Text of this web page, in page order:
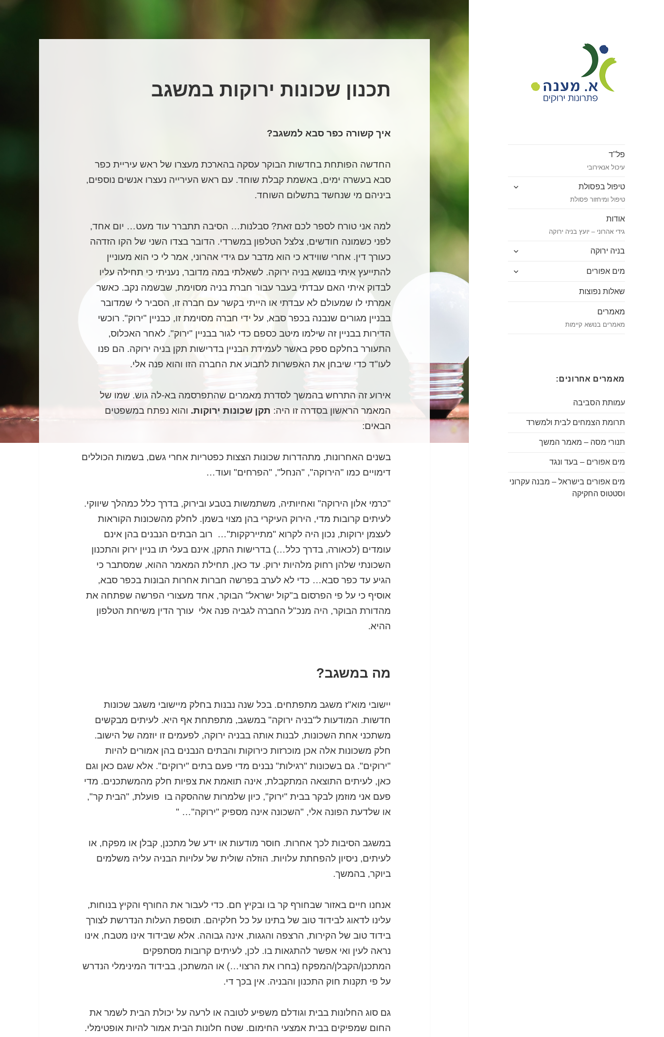
פל"ד
עיכול אנאירובי
טיפול בפסולת
טיפול ומיחזור פסולת
תפריט
אודות
גידי אהרוני – יועץ בניה ירוקה
בניה ירוקה
תפריט
מים אפורים
תפריט
שאלות נפוצות
מאמרים
מאמרים בנושא קיימות
מאמרים אחרונים:
עמותת הסביבה
תרומת הצמחים לבית ולמשרד
תנורי מסה – מאמר המשך
מים אפורים – בעד ונגד
מים אפורים בישראל – מבנה עקרוני
וסטטוס החקיקה
תכנון שכונות ירוקות במשגב
איך קשורה כפר סבא למשגב?
החדשה הפותחת בחדשות הבוקר עסקה בהארכת מעצרו של ראש עיריית כפר
סבא בעשרה ימים, באשמת קבלת שוחד. עם ראש העירייה נעצרו אנשים נוספים,
ביניהם מי שנחשד בתשלום השוחד.
למה אני טורח לספר לכם זאת? סבלנות… הסיבה תתברר עוד מעט… יום אחד,
לפני כשמונה חודשים, צלצל הטלפון במשרדי. הדובר בצדו השני של הקו הזדהה
כעורך דין. אחרי שווידא כי הוא מדבר עם גידי אהרוני, אמר לי כי הוא מעוניין
להתייעץ איתי בנושא בניה ירוקה. לשאלתי במה מדובר, נעניתי כי תחילה עליו
לבדוק איתי האם עבדתי בעבר עבור חברת בניה מסוימת, שבשמה נקב. כאשר
אמרתי לו שמעולם לא עבדתי או הייתי בקשר עם חברה זו, הסביר לי שמדובר
בבניין מגורים שנבנה בכפר סבא, על ידי חברה מסוימת זו, כבניין "ירוק". רוכשי
הדירות בבניין זה שילמו מיטב כספם כדי לגור בבניין "ירוק". לאחר האכלוס,
התעורר בחלקם ספק באשר לעמידת הבניין בדרישות תקן בניה ירוקה. הם פנו
לעו"ד כדי שיבחן את האפשרות לתבוע את החברה הזו והוא פנה אלי.
אירוע זה התרחש בהמשך לסדרת מאמרים שהתפרסמה בא-לה גוש. שמו של
המאמר הראשון בסדרה זו היה: תקן שכונות ירוקות. והוא נפתח במשפטים
הבאים:
בשנים האחרונות, מתהדרות שכונות הצצות כפטריות אחרי גשם, בשמות הכוללים
דימויים כמו "הירוקה", "הנחל", "הפרחים" ועוד…
"כרמי אלון הירוקה" ואחיותיה, משתמשות בטבע ובירוק, בדרך כלל כמהלך שיווקי.
לעיתים קרובות מדי, הירוק העיקרי בהן מצוי בשמן. לחלק מהשכונות הקוראות
לעצמן ירוקות, נכון היה לקרוא "מתיירקקות"… רוב הבתים הנבנים בהן אינם
עומדים (לכאורה, בדרך כלל…) בדרישות התקן, אינם בעלי תו בניין ירוק והתכנון
השכונתי שלהן רחוק מלהיות ירוק. עד כאן, תחילת המאמר ההוא, שמסתבר כי
הגיע עד כפר סבא… כדי לא לערב בפרשה חברות אחרות הבונות בכפר סבא,
אוסיף כי על פי הפרסום ב"קול ישראל" הבוקר, אחד מעצורי הפרשה שפתחה את
מהדורת הבוקר, היה מנכ"ל החברה לגביה פנה אלי עורך הדין משיחת הטלפון
ההיא.
מה במשגב?
יישובי מוא"ז משגב מתפתחים. בכל שנה נבנות בחלק מיישובי משגב שכונות
חדשות. המודעות ל"בניה ירוקה" במשגב, מתפתחת אף היא. לעיתים מבקשים
משתכני אחת השכונות, לבנות אותה בבניה ירוקה, לפעמים זו יוזמה של הישוב.
חלק משכונות אלה אכן מוכרזות כירוקות והבתים הנבנים בהן אמורים להיות
"ירוקים". גם בשכונות "רגילות" נבנים מדי פעם בתים "ירוקים". אלא שגם כאן וגם
כאן, לעיתים התוצאה המתקבלת, אינה תואמת את צפיות חלק מהמשתכנים. מדי
פעם אני מוזמן לבקר בבית "ירוק", כיון שלמרות שההסקה בו פועלת, "הבית קר",
או שלדעת הפונה אלי, "השכונה אינה מספיק "ירוקה"… "
במשגב הסיבות לכך אחרות. חוסר מודעות או ידע של מתכנן, קבלן או מפקח, או
לעיתים, ניסיון להפחתת עלויות. הוזלה שולית של עלויות הבניה עליה משלמים
ביוקר, בהמשך.
אנחנו חיים באזור שבחורף קר בו ובקיץ חם. כדי לעבור את החורף והקיץ בנוחות,
עלינו לדאוג לבידוד טוב של בתינו על כל חלקיהם. תוספת העלות הנדרשת לצורך
בידוד טוב של הקירות, הרצפה והגגות, אינה גבוהה. אלא שבידוד אינו מטבח, אינו
נראה לעין ואי אפשר להתגאות בו. לכן, לעיתים קרובות מסתפקים
המתכנן/הקבלן/המפקח (בחרו את הרצוי…) או המשתכן, בבידוד המינימלי הנדרש
על פי תקנות חוק התכנון והבניה. אין בכך די.
גם סוג החלונות בבית וגודלם משפיע לטובה או לרעה על יכולת הבית לשמר את
החום שמפיקים בבית אמצעי החימום. שטח חלונות הבית אמור להיות אופטימלי.